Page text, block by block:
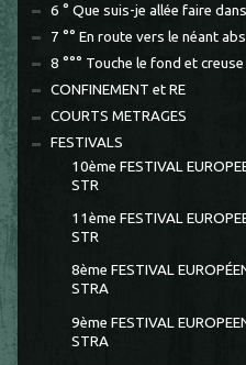
6 ° Que suis-je allée faire
7 °° En route vers le néant
8 °°° Touche le fond et
CONFINEMENT et RE
COURTS METRAGES
FESTIVALS
10ème FESTIVAL
STR
11ème FESTIVAL
STR
8ème FESTIVAL
STRA
9ème FESTIVAL
STRA